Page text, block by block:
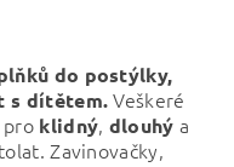
do postýlky,
s dítětem.Veškeré
pro klidný, dlouhý a
Zavinovačky,